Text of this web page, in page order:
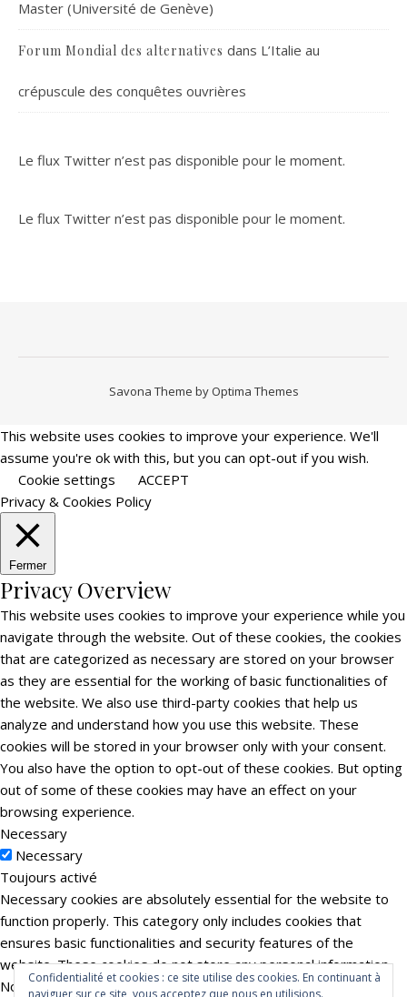
Master (Université de Genève)
Forum Mondial des alternatives dans L’Italie au
crépuscule des conquêtes ouvrières
Le flux Twitter n’est pas disponible pour le moment.
Le flux Twitter n’est pas disponible pour le moment.
Savona Theme by Optima Themes
This website uses cookies to improve your experience. We'll
assume you're ok with this, but you can opt-out if you wish.
Cookie settings
ACCEPT
Privacy & Cookies Policy
Fermer
Privacy Overview
This website uses cookies to improve your experience while you
navigate through the website. Out of these cookies, the cookies
that are categorized as necessary are stored on your browser
as they are essential for the working of basic functionalities of
the website. We also use third-party cookies that help us
analyze and understand how you use this website. These
cookies will be stored in your browser only with your consent.
You also have the option to opt-out of these cookies. But opting
out of some of these cookies may have an effect on your
browsing experience.
Necessary
Necessary
Toujours activé
Necessary cookies are absolutely essential for the website to
function properly. This category only includes cookies that
ensures basic functionalities and security features of the
website. These cookies do not store any personal information.
Non-necessary
Confidentialité et cookies : ce site utilise des cookies. En continuant à
naviguer sur ce site, vous acceptez que nous en utilisions.